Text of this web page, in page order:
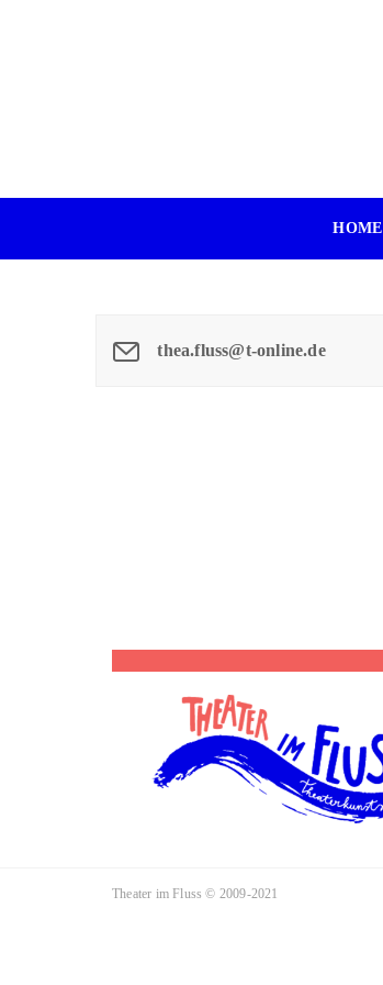
HOME
thea.fluss@t-online.de
Theater im Fluss © 2009-2021